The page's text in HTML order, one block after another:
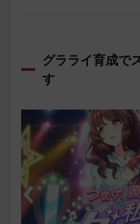
グラライ育成で
す